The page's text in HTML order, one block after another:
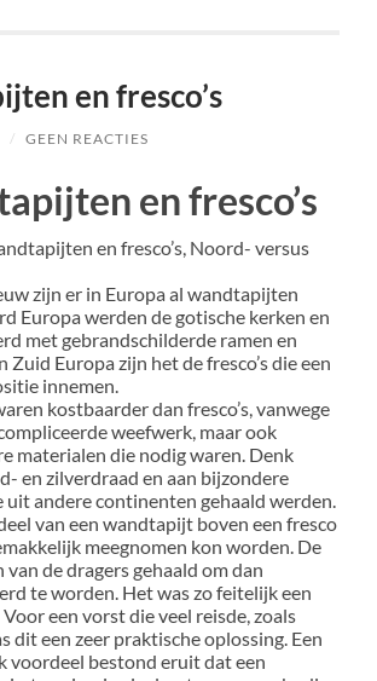
en fresco’s
/ GEEN REACTIES
en fresco’s
en fresco’s, Noord- versus
zijn er in Europa al wandtapijten
Europa werden de gotische kerken en
met gebrandschilderde ramen en
Europa zijn het de fresco’s die een
innemen.
kostbaarder dan fresco’s, vanwege
weefwerk, maar ook
materialen die nodig waren. Denk
en zilverdraad en aan bijzondere
andere continenten gehaald werden.
van een wandtapijt boven een fresco
meegnomen kon worden. De
de dragers gehaald om dan
te worden. Het was zo feitelijk een
een vorst die veel reisde, zoals
dit een zeer praktische oplossing. Een
voordeel bestond eruit dat een